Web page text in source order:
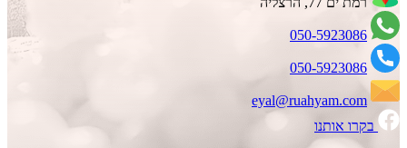
050-5923086
050-5923086
eyal@ruahyam.com
בקרו אותנו